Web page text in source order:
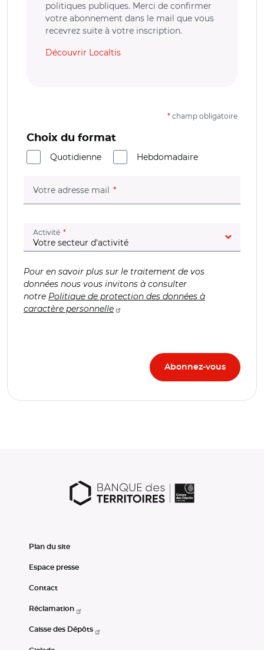
politiques publiques. Merci de confirmer
votre abonnement dans le mail que vous
recevrez suite à votre inscription.
Découvrir Localtis
* champ obligatoire
Choix du format
Quotidienne
Hebdomadaire
Votre adresse mail (champ obligatoire)
Activité (champ obligatoire)
Pour en savoir plus sur le traitement de vos
données nous vous invitons à consulter
notre Politique de protection des données à
caractère personnelle
Plan du site
Espace presse
Contact
Réclamation
Caisse des Dépôts